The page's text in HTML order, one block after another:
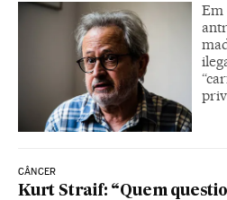
Em
CÂNCER
Kurt Straif: “Quem